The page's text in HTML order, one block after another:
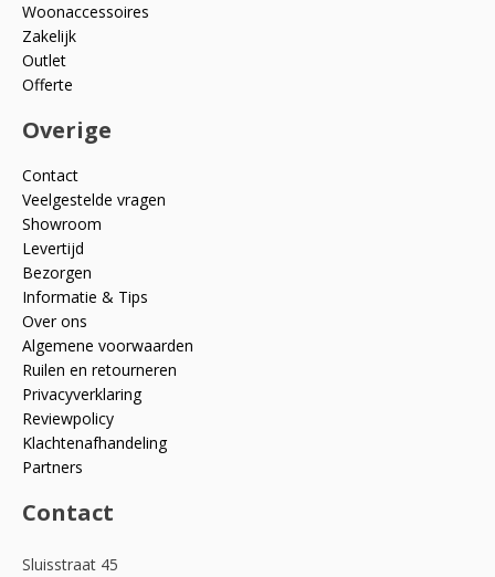
Woonaccessoires
Zakelijk
Outlet
Offerte
Overige
Contact
Veelgestelde vragen
Showroom
Levertijd
Bezorgen
Informatie & Tips
Over ons
Algemene voorwaarden
Ruilen en retourneren
Privacyverklaring
Reviewpolicy
Klachtenafhandeling
Partners
Contact
Sluisstraat 45